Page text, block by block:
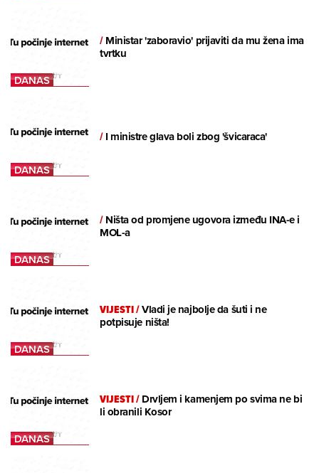
/Ministar 'zaboravio' prijaviti da mu žena ima
tvrtku
/I ministre glava boli zbog 'švicaraca'
/Ništa od promjene ugovora između INA-e i
MOL-a
VIJESTI/Vladi je najbolje da šuti i ne
potpisuje ništa!
VIJESTI/Drvljem i kamenjem po svima ne bi
li obranili Kosor